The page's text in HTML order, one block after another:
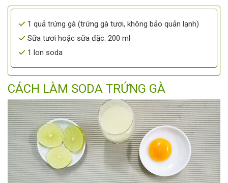
1 quả trứng gà (trứng gà tươi, không bảo quản lạnh)
Sữa tươi hoặc sữa đặc: 200 ml
1 lon soda
CÁCH LÀM SODA TRỨNG GÀ